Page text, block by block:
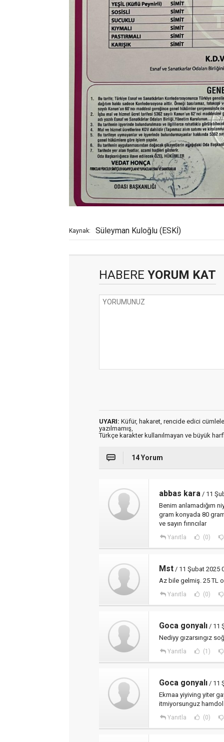
Kaynak: Süleyman Kuloğlu (ESKİ)
HABERE YORUM KAT
UYARI: Küfür, hakaret, rencide edici
yazılmamış,
Türkçe karakter kullanılmayan ve büyük
14 Yorum
abbas kara / 11
Benim anlamadığım
gram konyada 80
ve sayın fırıncılar
Yanıtla (0)
Mst / 11 Şubat 2025
Az bile gelmiş. 25 TL
Yanıtla (0)
Goca gonyalı / 11
Nediyy gızarsıngız
Yanıtla (1)
Goca gonyalı / 11
Ekmaa yiyiving yiter
itmiyorsunguz
Yanıtla (0)